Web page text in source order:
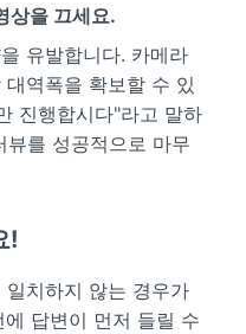
상을 끄세요.
유발합니다. 카메라
역폭을 확보할 수 있
진행합시다"라고 말하
뷰를 성공적으로 마무
!
치하지 않는 경우가
답변이 먼저 들릴 수